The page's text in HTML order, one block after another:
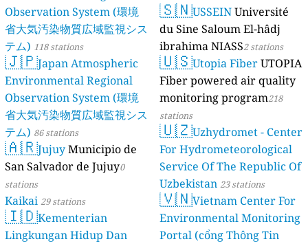
Observation System (環境
省大気汚染物質広域監視シス
テム) 118 stations
🇯🇵Japan Atmospheric
Environmental Regional
Observation System (環境
省大気汚染物質広域監視シス
テム) 86 stations
🇦🇷Jujuy Municipio de
San Salvador de Jujuy0
stations
Kaikai 29 stations
🇮🇩Kementerian
Lingkungan Hidup Dan
🇸🇳USSEINUniversité
du Sine Saloum El-hâdj
ibrahima NIASS2 stations
🇺🇸Utopia FiberUTOPIA
Fiber powered air quality
monitoring program218
stations
🇺🇿Uzhydromet - Center
For Hydrometeorological
Service Of The Republic Of
Uzbekistan 23 stations
🇻🇳Vietnam Center For
Environmental Monitoring
Portal (cổng Thông Tin